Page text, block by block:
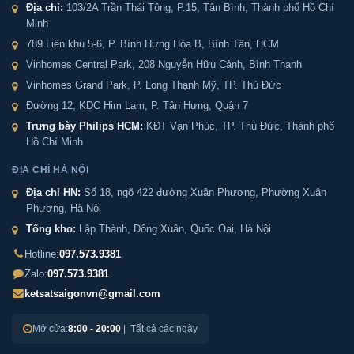
LB68-S7II-PRO chính hãng tại tất cả các quận huyện TP.
HCM:
+ Quận nội thành: Ba Đình, Đống Đa, Hai Bà Trưng,
Hoàn Kiếm, Cầu Giấy, Thanh Xuân, Hoàng Mai, Tây Hồ,
Long Biên, Hà Đông, Bắc Từ Liêm, Nam Từ Liêm
Sóc Sơn, Mê Linh, Thường Tín, Phú Xuyên, Ứng Hòa, Mỹ
Đức, Chương Mỹ, Quốc Oai, Thạch Thất, Hoài Đức, Đan
Phượng, Ba Vì, Phúc Thọ, Sơn Tây,...
Phân phối Két sắt Liberty LB68-S7II-PRO chính
hãng toàn quốc
Ngoài Hà Nội và Thành phố Hồ Chí Minh, Két sắt Sài
Địa chỉ: 103/2A Trần Thái Tông, P.15, Tân Bình, Thành phố Hồ Chí
Minh
789 Liên khu 5-6, P. Bình Hưng Hòa B, Bình Tân, HCM
Vinhomes Central Park, 208 Nguyễn Hữu Cảnh, Bình Thạnh
Vinhomes Grand Park, P. Long Thạnh Mỹ, TP. Thủ Đức
Đường 12, KDC Him Lam, P. Tân Hưng, Quận 7
Trưng bày Philips HCM: KĐT Vạn Phúc, TP. Thủ Đức, Thành phố
Hồ Chí Minh
ĐỊA CHỈ HÀ NỘI
Địa chỉ HN: Số 18, ngõ 422 đường Xuân Phương, Phường Xuân
Phương, Hà Nội
Tổng kho: Lập Thành, Đông Xuân, Quốc Oai, Hà Nội
Hotline:097.573.9381
Zalo:097.573.9381
ketsatsaigonvn@gmail.com
Mở cửa:8:00 - 20:00 | Tất cả các ngày